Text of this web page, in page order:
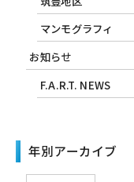
マンモグラフィ
お知らせ
F.A.R.T. NEWS
年別アーカイブ